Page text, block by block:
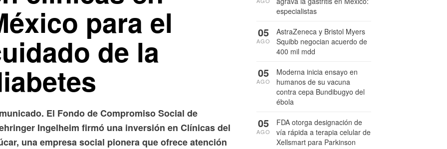
para el
de la
El Fondo de Compromiso Social de
Ingelheim firmó una inversión en Clínicas del
una empresa social pionera que ofrece atención
especialistas
AstraZeneca y Bristol Myers
Squibb negocian acuerdo de
400 mil mdd
05
AGO
Moderna inicia ensayo en
humanos de su vacuna
contra cepa Bundibugyo del
ébola
05
AGO
FDA otorga designación de
vía rápida a terapia celular de
Xellsmart para Parkinson
05
AGO